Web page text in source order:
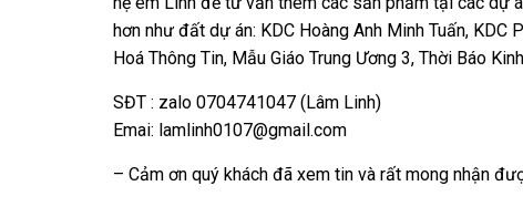
hơn như đất dự án: KDC Hoàng Anh Minh Tuấn, KDC
Hoá Thông Tin, Mẫu Giáo Trung Ương 3, Thời Báo
SĐT : zalo 0704741047 (Lâm Linh)
Emai: lamlinh0107@gmail.com
– Cảm ơn quý khách đã xem tin và rất mong nhận